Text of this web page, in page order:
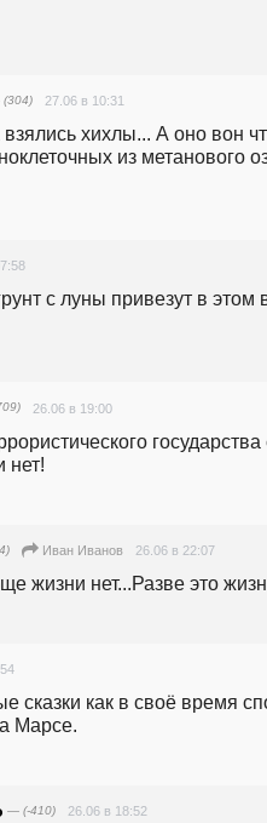
27.06 в 10:31
хихлы... А оно вон
из метанового
с луны привезут в этом
26.06 в 19:00
нет!
Иван Иванов 26.06 в 22:07
жизни нет...Разве это
сказки как в своё время
Марсе.
— (-410) 26.06 в 18:52